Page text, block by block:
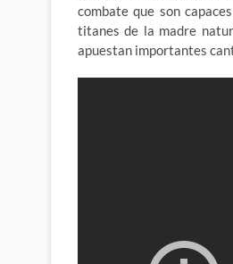
combate que son
titanes de la madre
apuestan importantes